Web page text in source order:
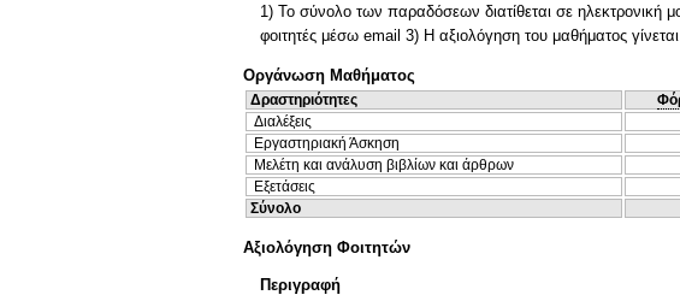
1) Το σύνολο των παραδόσεων διατίθεται σε ηλεκτρονική
φοιτητές μέσω email 3) Η αξιολόγηση του μαθήματος
Οργάνωση Μαθήματος
Δραστηριότητες
Διαλέξεις
Εργαστηριακή Άσκηση
Μελέτη και ανάλυση βιβλίων και άρθρων
Εξετάσεις
Σύνολο
Αξιολόγηση Φοιτητών
Περιγραφή